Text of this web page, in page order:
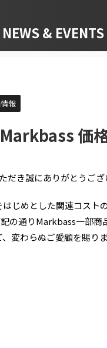
& EVENTS
報
価
き誠にありがとうござ
じめとした関連コス
の通りMarkbass一部商
変わらぬご愛顧を賜り